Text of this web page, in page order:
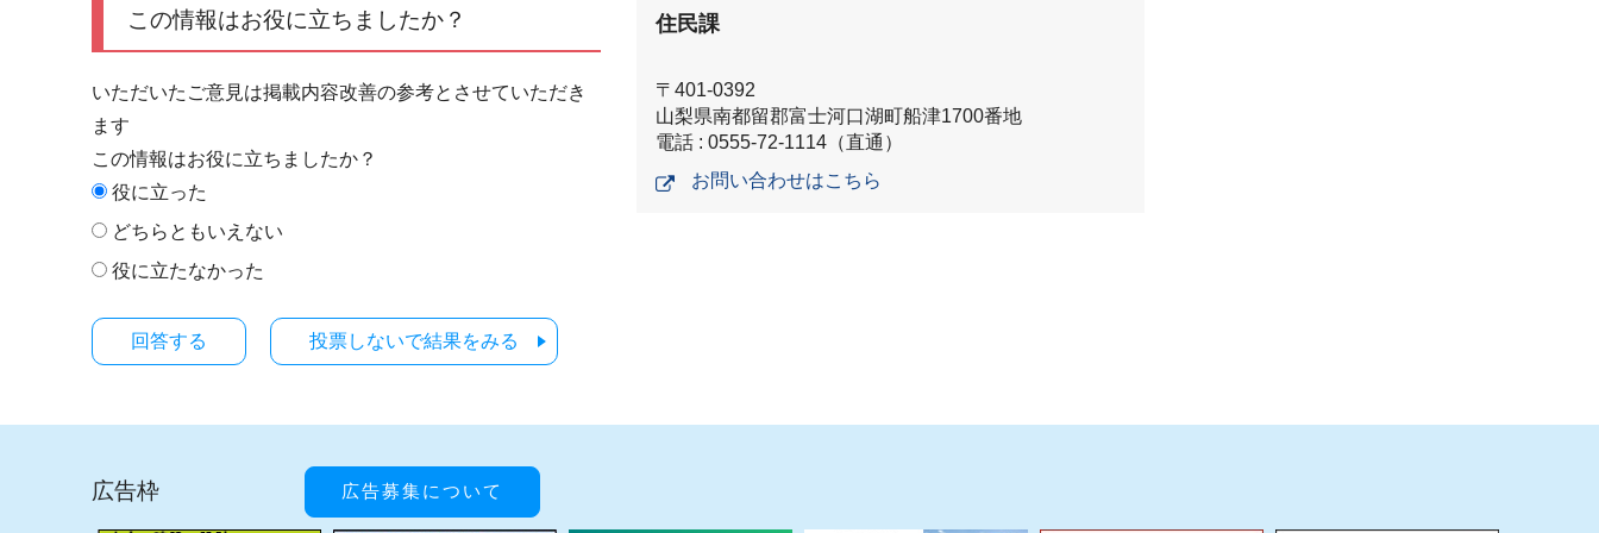
この情報はお役に立ちましたか？
いただいたご意見は掲載内容改善の参考とさせていただき
ます
この情報はお役に立ちましたか？
役に立った
どちらともいえない
役に立たなかった
投票しないで結果をみる
住民課
〒401-0392
山梨県南都留郡富士河口湖町船津1700番地
電話 : 0555-72-1114（直通）
お問い合わせはこちら
広告枠 広告募集について